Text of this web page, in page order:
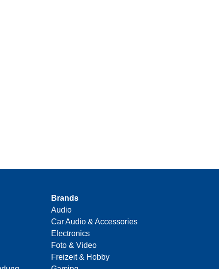
Brands
Audio
Car Audio & Accessories
Electronics
Foto & Video
Freizeit & Hobby